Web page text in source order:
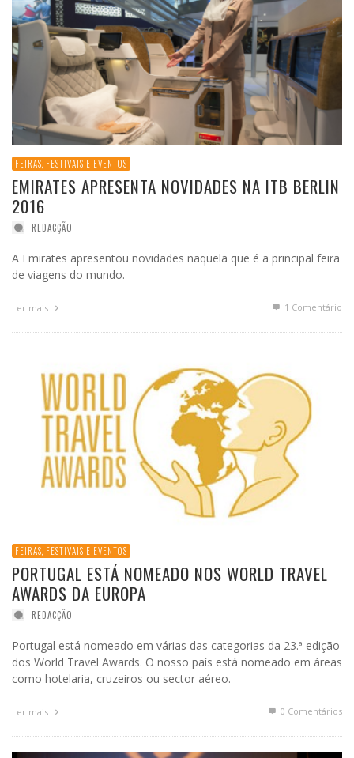
FEIRAS, FESTIVAIS E EVENTOS
EMIRATES APRESENTA NOVIDADES NA ITB BERLIN
2016
REDACÇÃO
A Emirates apresentou novidades naquela que é a principal feira
de viagens do mundo.
Ler mais 1 Comentário
FEIRAS, FESTIVAIS E EVENTOS
PORTUGAL ESTÁ NOMEADO NOS WORLD TRAVEL
AWARDS DA EUROPA
REDACÇÃO
Portugal está nomeado em várias das categorias da 23.ª edição
dos World Travel Awards. O nosso país está nomeado em áreas
como hotelaria, cruzeiros ou sector aéreo.
Ler mais 0 Comentários